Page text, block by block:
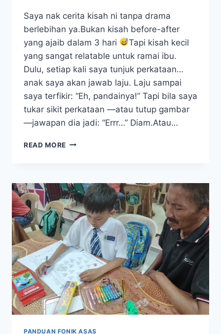
Saya nak cerita kisah ni tanpa drama
berlebihan ya.Bukan kisah before-after
yang ajaib dalam 3 hari
Tapi kisah kecil
yang sangat relatable untuk ramai ibu.
Dulu, setiap kali saya tunjuk perkataan…
anak saya akan jawab laju. Laju sampai
saya terfikir: “Eh, pandainya!” Tapi bila saya
tukar sikit perkataan —atau tutup gambar
—jawapan dia jadi: “Errr…” Diam.Atau…
READ MORE ANAK
SEKARANG
DAH
FAHAM
BUNYI
PANDUAN FONIK ASAS